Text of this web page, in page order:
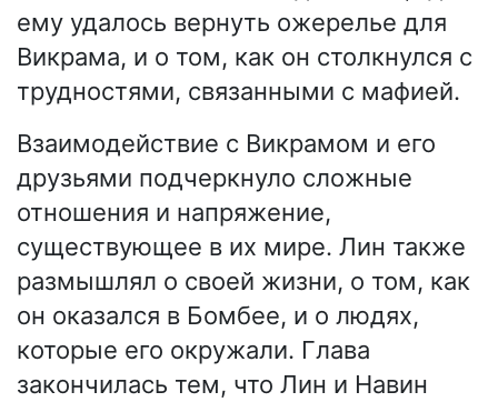
ему удалось вернуть ожерелье для
Викрама, и о том, как он столкнулся с
трудностями, связанными с мафией.
Взаимодействие с Викрамом и его
друзьями подчеркнуло сложные
отношения и напряжение,
существующее в их мире. Лин также
размышлял о своей жизни, о том, как
он оказался в Бомбее, и о людях,
которые его окружали. Глава
закончилась тем, что Лин и Навин